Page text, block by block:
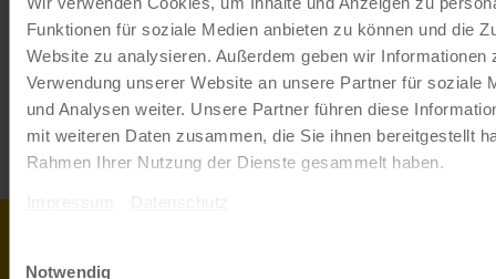
Funktionen für soziale Medien anbieten zu können und die
Website zu analysieren. Außerdem geben wir Informationen
Verwendung unserer Website an unsere Partner für soziale
und Analysen weiter. Unsere Partner führen diese
mit weiteren Daten zusammen, die Sie ihnen bereitgestellt
Rahmen Ihrer Nutzung der Dienste gesammelt haben.
Impressum Datenschutz
Notwendig
TOP-Angebote, Aktionen - Immer auf dem
aktuellsten Stand!
JETZT ANMELDEN